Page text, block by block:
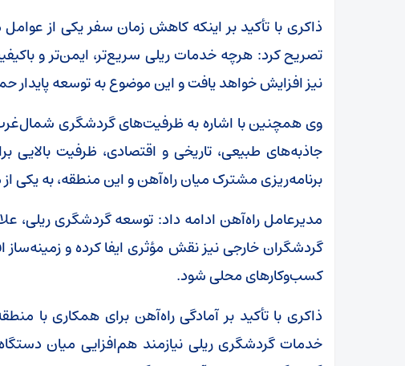
ذاکری با تأکید بر اینکه کاهش زمان سفر یکی از
تصریح کرد: هرچه خدمات ریلی سریع‌تر، ایمن‌تر و
نیز افزایش خواهد یافت و این موضوع به توسعه
وی همچنین با اشاره به ظرفیت‌های گردشگری شمال‌غرب
جاذبه‌های طبیعی، تاریخی و اقتصادی، ظرفیت بالایی
برنامه‌ریزی مشترک میان راه‌آهن و این منطقه، به
مدیرعامل راه‌آهن ادامه داد: توسعه گردشگری ریلی،
گردشگران خارجی نیز نقش مؤثری ایفا کرده و
کسب‌وکارهای محلی شود.
ذاکری با تأکید بر آمادگی راه‌آهن برای همکاری با
خدمات گردشگری ریلی نیازمند هم‌افزایی میان